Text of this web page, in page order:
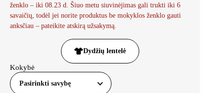
ženklo – iki 08.23 d. Šiuo metu siuvinėjimas gali trukti iki 6
savaičių, todėl jei norite produktus be mokyklos ženklo gauti
anksčiau – pateikite atskirą užsakymą.
Dydžių lentelė
Kokybė
Pasirinkti savybę